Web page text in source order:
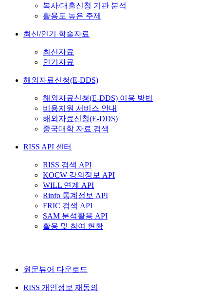
복사/대출신청 기관 분석
활용도 높은 주제
최신/인기 학술자료
최신자료
인기자료
해외자료신청(E-DDS)
해외자료신청(E-DDS) 이용 방법
비용지원 서비스 안내
해외자료신청(E-DDS)
중국대학 자료 검색
RISS API 센터
RISS 검색 API
KOCW 강의정보 API
WILL 연계 API
Rinfo 통계정보 API
FRIC 검색 API
SAM 분석활용 API
활용 및 참여 현황
원문뷰어 다운로드
RISS 개인정보 재동의